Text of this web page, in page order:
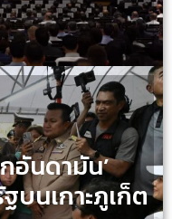
อันดามัน’
บนเกาะภูเก็ต